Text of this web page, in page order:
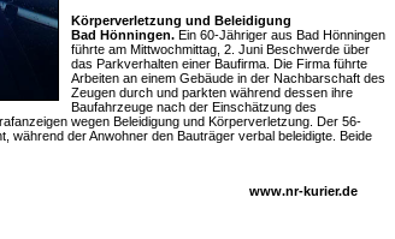
Körperverletzung und Beleidigung
Bad Hönningen. Ein 60-Jähriger aus Bad Hönningen
führte am Mittwochmittag, 2. Juni Beschwerde über
das Parkverhalten einer Baufirma. Die Firma führte
Arbeiten an einem Gebäude in der Nachbarschaft des
Zeugen durch und parkten während dessen ihre
Baufahrzeuge nach der Einschätzung des
wegen Beleidigung und Körperverletzung. Der 56-
während der Anwohner den Bauträger verbal beleidigte. Beide
www.nr-kurier.de